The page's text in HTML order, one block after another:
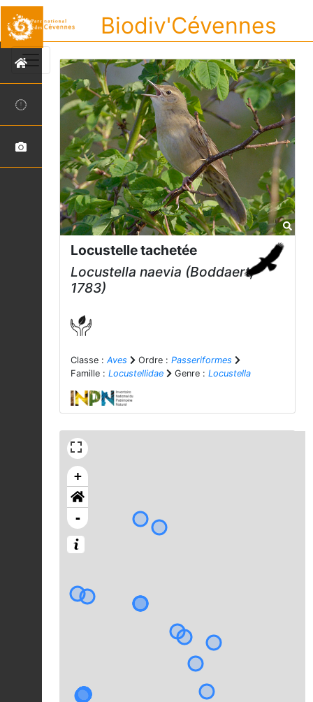
Biodiv'Cévennes
Locustelle tachetée
Locustella naevia (Boddaert,
1783)
Classe : Aves Ordre : Passeriformes
Famille : Locustellidae Genre : Locustella
+
-